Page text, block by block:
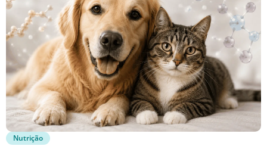
Nutrição